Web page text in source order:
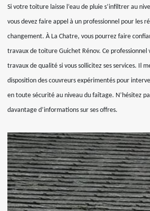
Si votre toiture laisse l’eau de pluie s’infiltrer au
vous devez faire appel à un professionnel pour les
changement. À La Chatre, vous pourrez faire
travaux de toiture Guichet Rénov. Ce professionnel
travaux de qualité si vous sollicitez ses services. Il
disposition des couvreurs expérimentés pour
en toute sécurité au niveau du faîtage. N’hésitez
davantage d’informations sur ses offres.